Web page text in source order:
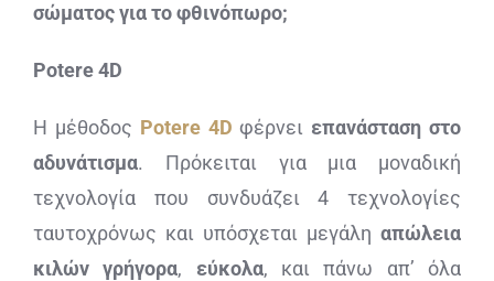
σώματος για το φθινόπωρο;
Potere 4D
H μέθοδος Potere 4D φέρνει επανάσταση στο
αδυνάτισμα. Πρόκειται για μια μοναδική
τεχνολογία που συνδυάζει 4 τεχνολογίες
ταυτοχρόνως και υπόσχεται μεγάληαπώλεια
κιλών γρήγορα, εύκολα, και πάνω απ’ όλα